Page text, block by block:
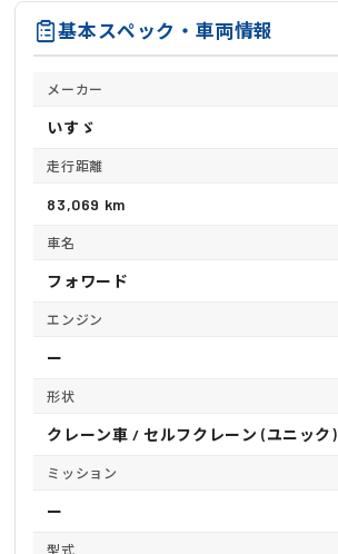
基本スペック・車両情報
メーカー
いすゞ
走行距離
83,069 km
車名
フォワード
エンジン
ー
形状
クレーン車 / セルフクレーン (ユニック)
ミッション
ー
型式